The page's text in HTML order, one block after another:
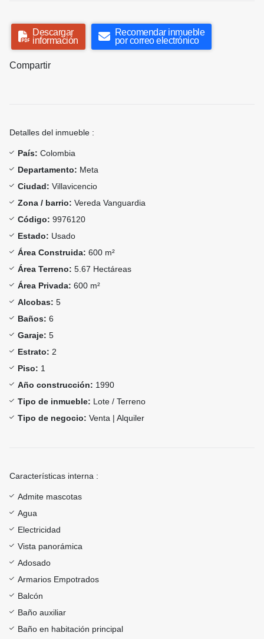
Descargar
información
Recomendar inmueble
por correo electrónico
Compartir
Detalles del inmueble :
País: Colombia
Departamento: Meta
Ciudad: Villavicencio
Zona / barrio: Vereda Vanguardia
Código: 9976120
Estado: Usado
Área Construida: 600 m²
Área Terreno: 5.67 Hectáreas
Área Privada: 600 m²
Alcobas: 5
Baños: 6
Garaje: 5
Estrato: 2
Piso: 1
Año construcción: 1990
Tipo de inmueble: Lote / Terreno
Tipo de negocio: Venta | Alquiler
Características interna :
Admite mascotas
Agua
Electricidad
Vista panorámica
Adosado
Armarios Empotrados
Balcón
Baño auxiliar
Baño en habitación principal